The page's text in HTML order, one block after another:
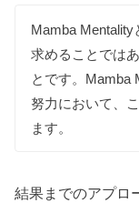
Mamba
求めることでは
とです。Mamba
努力において、
ます。
結果までのアプロ